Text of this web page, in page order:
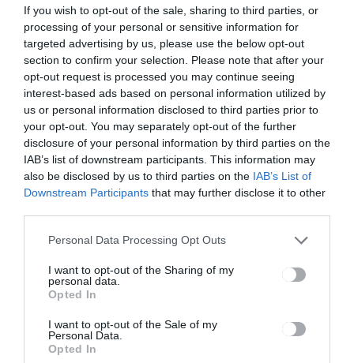
If you wish to opt-out of the sale, sharing to third parties, or
processing of your personal or sensitive information for
targeted advertising by us, please use the below opt-out
section to confirm your selection. Please note that after your
opt-out request is processed you may continue seeing
interest-based ads based on personal information utilized by
us or personal information disclosed to third parties prior to
your opt-out. You may separately opt-out of the further
disclosure of your personal information by third parties on the
IAB’s list of downstream participants. This information may
also be disclosed by us to third parties on the IAB’s List of
Downstream Participants that may further disclose it to other
Personal Data Processing Opt Outs
I want to opt-out of the Sharing of my
personal data.
Opted In
I want to opt-out of the Sale of my
Personal Data.
Opted In
Bejegyzés
navigáció
ELŐZŐ
BEJEGYZÉS
Előnyökhöz
elektromos
autók
tulajdonosai
t
KÖVETKEZŐ
BEJEGYZÉS
Emberre
veszélyes
medvéről
értesítették
a
sepsiszentg
yörgyieket
HÁROMSZÉK
Újra menetrend szerint
közlekedik a Sepsi Tour
kisvonat